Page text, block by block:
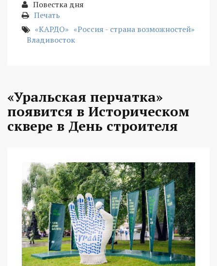
Повестка дня
Печать
«КАРДО» «Россия - страна возможностей»
Владивосток
«Уральская перчатка»
появится в Историческом
сквере в День строителя